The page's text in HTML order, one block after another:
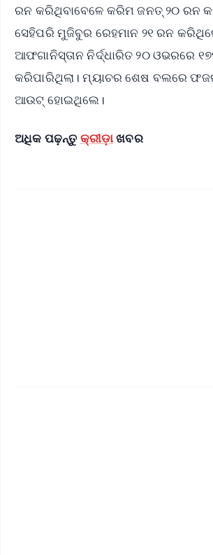
ରନ କରିଥିବାବେଳେ କରିମ ଜନତ୍ ୨୦ ରନ
ସେହିପରି ମୁଜିବୁର ରେହମାନ ୨୧ ରନ
ଆଫଗାନିସ୍ତାନ ନିର୍ଦ୍ଧାରିତ ୨୦ ଓଭରରେ
କରିପାରିଥିଲା। ମ୍ୟାଚର ଶେଷ ବଲରେ
ଆଉଟ୍ ହୋଇଥିଲେ।
ଅଧିକ ପଢ଼ନ୍ତୁ କ୍ରୀଡ଼ାଖବର